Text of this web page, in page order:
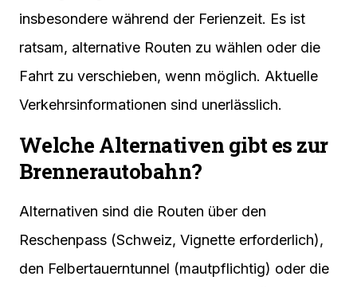
insbesondere während der Ferienzeit. Es ist
ratsam, alternative Routen zu wählen oder die
Fahrt zu verschieben, wenn möglich. Aktuelle
Verkehrsinformationen sind unerlässlich.
Welche Alternativen gibt es zur
Brennerautobahn?
Alternativen sind die Routen über den
Reschenpass (Schweiz, Vignette erforderlich),
den Felbertauerntunnel (mautpflichtig) oder die